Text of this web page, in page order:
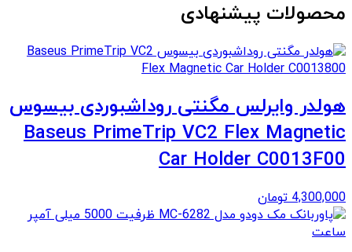
محصولات پیشنهادی
هولدر وایرلس مگنتی روداشبوردی بیسوس
Baseus PrimeTrip VC2 Flex Magnetic
Car Holder C0013F00
4,300,000 تومان